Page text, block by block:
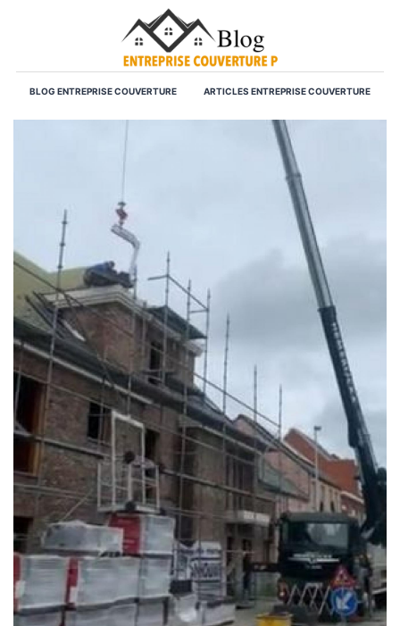
BLOG ENTREPRISE COUVERTURE ARTICLES ENTREPRISE COUVERTURE